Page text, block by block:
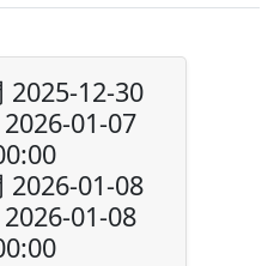
12-30
01-07
01-08
01-08